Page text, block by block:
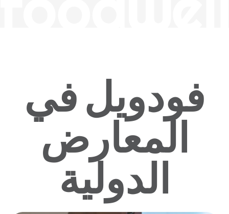
فودويل في
المعارض
الدولية